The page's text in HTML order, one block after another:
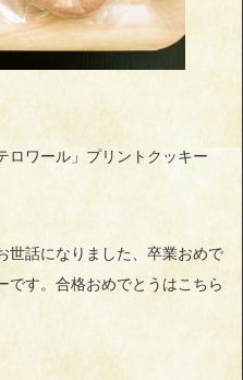
ロワール」プリントクッキー
世話になりました、卒業おめで
です。合格おめでとうはこちら